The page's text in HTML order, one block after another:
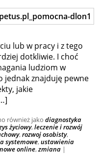
lub w pracy i z tego
dotkliwie. I choć
ludziom w
jednak znajduję pewne
jakie
również jako diagnostyka
życiowy,leczenie i rozwój
,rozwoj osobisty,
systemowe,ustawienia
online,zmiana |